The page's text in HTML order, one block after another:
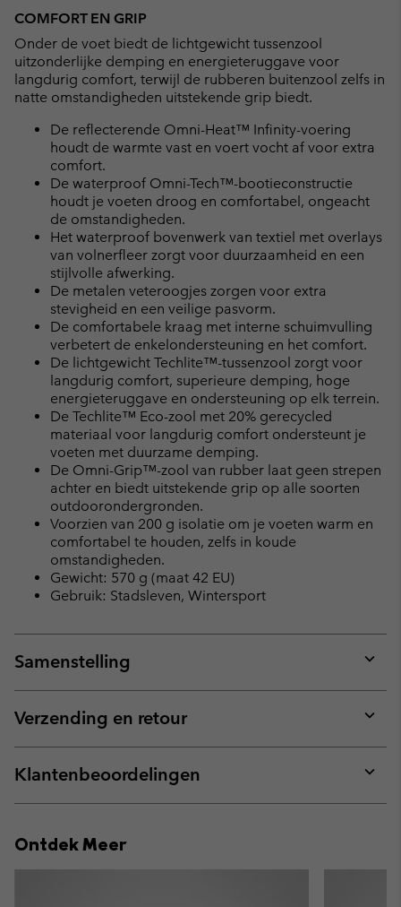
COMFORT EN GRIP
Onder de voet biedt de lichtgewicht tussenzool
uitzonderlijke demping en energieteruggave voor
langdurig comfort, terwijl de rubberen buitenzool zelfs in
natte omstandigheden uitstekende grip biedt.
De reflecterende Omni-Heat™ Infinity-voering
houdt de warmte vast en voert vocht af voor extra
comfort.
De waterproof Omni-Tech™-bootieconstructie
houdt je voeten droog en comfortabel, ongeacht
de omstandigheden.
Het waterproof bovenwerk van textiel met overlays
van volnerfleer zorgt voor duurzaamheid en een
stijlvolle afwerking.
De metalen veteroogjes zorgen voor extra
stevigheid en een veilige pasvorm.
De comfortabele kraag met interne schuimvulling
verbetert de enkelondersteuning en het comfort.
De lichtgewicht Techlite™-tussenzool zorgt voor
langdurig comfort, superieure demping, hoge
energieteruggave en ondersteuning op elk terrein.
De Techlite™ Eco-zool met 20% gerecycled
materiaal voor langdurig comfort ondersteunt je
voeten met duurzame demping.
De Omni-Grip™-zool van rubber laat geen strepen
achter en biedt uitstekende grip op alle soorten
outdoorondergronden.
Voorzien van 200 g isolatie om je voeten warm en
comfortabel te houden, zelfs in koude
omstandigheden.
Gewicht: 570 g (maat 42 EU)
Gebruik: Stadsleven, Wintersport
Samenstelling
or
Verzending en retour
or
Klantenbeoordelingen
or
Ontdek Meer